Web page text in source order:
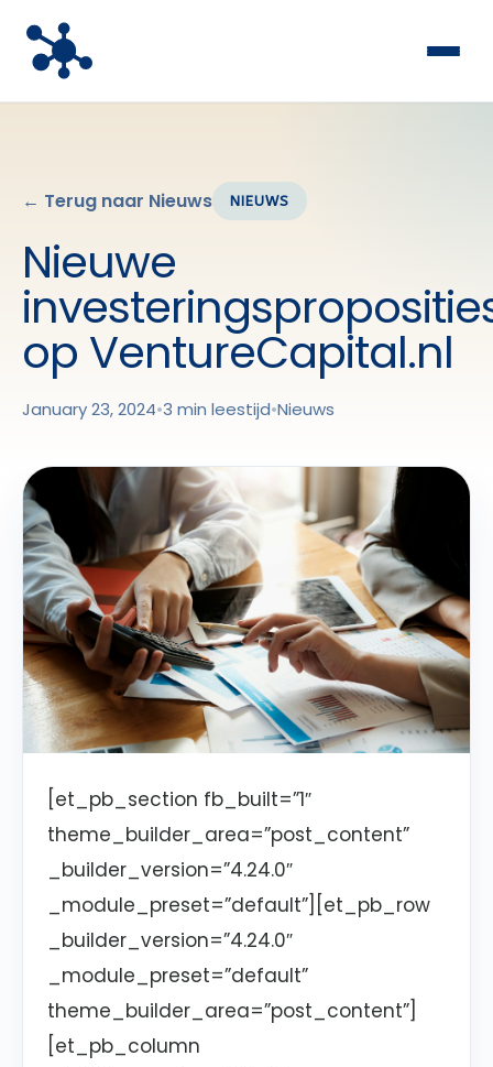
← Terug naar Nieuws NIEUWS
Nieuwe
op VentureCapital.nl
January 23, 2024•3 min leestijd•Nieuws
[et_pb_section fb_built=”1″
theme_builder_area=”post_content”
_builder_version=”4.24.0″
_module_preset=”default”][et_pb_row
_builder_version=”4.24.0″
_module_preset=”default”
theme_builder_area=”post_content”]
[et_pb_column